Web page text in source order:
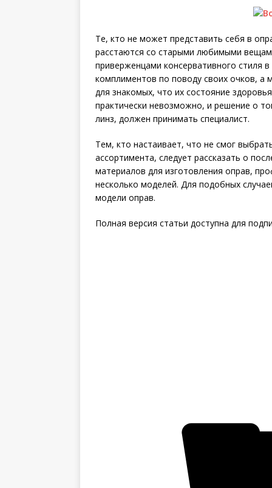
Те, кто не может представить себя в
расстаются со старыми любимыми
приверженцами консервативного стиля
комплиментов по поводу своих очков, а
для знакомых, что их состояние
практически невозможно, и решение о
линз, должен принимать специалист.
Тем, кто настаивает, что не смог
ассортимента, следует рассказать о
материалов для изготовления оправ,
несколько моделей. Для подобных
модели оправ.
Полная версия статьи доступна для